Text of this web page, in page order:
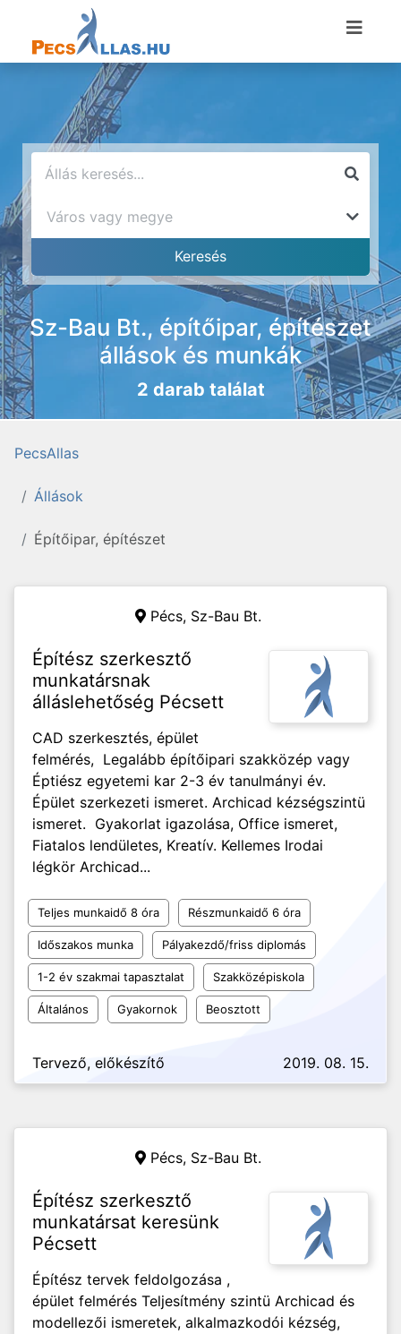
Sz-Bau Bt., építőipar, építészet
állások és munkák
2 darab találat
PecsAllas
Állások
Építőipar, építészet
Pécs, Sz-Bau Bt.
Építész szerkesztő
munkatársnak
álláslehetőség Pécsett
CAD szerkesztés, épület
felmérés, Legalább építőipari szakközép vagy
Éptiész egyetemi kar 2-3 év tanulmányi év.
Épület szerkezeti ismeret. Archicad kézségszintü
ismeret. Gyakorlat igazolása, Office ismeret,
Fiatalos lendületes, Kreatív. Kellemes Irodai
légkör Archicad...
Teljes munkaidő 8 óra Részmunkaidő 6 óra
Időszakos munka Pályakezdő/friss diplomás
1-2 év szakmai tapasztalat Szakközépiskola
Általános Gyakornok Beosztott
Tervező, előkészítő 2019. 08. 15.
Pécs, Sz-Bau Bt.
Építész szerkesztő
munkatársat keresünk
Pécsett
Építész tervek feldolgozása ,
épület felmérés Teljesítmény szintü Archicad és
modellezői ismeretek, alkalmazkodói kézség,